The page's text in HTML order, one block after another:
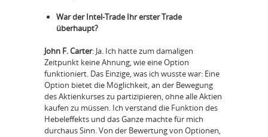
War der Intel-Trade Ihr erster Trade
überhaupt?
John F. Carter: Ja. Ich hatte zum damaligen
Zeitpunkt keine Ahnung, wie eine Option
funktioniert. Das Einzige, was ich wusste war: Eine
Option bietet die Möglichkeit, an der Bewegung
des Aktienkurses zu partizipieren, ohne alle Aktien
kaufen zu müssen. Ich verstand die Funktion des
Hebeleffekts und das Ganze machte für mich
durchaus Sinn. Von der Bewertung von Optionen,